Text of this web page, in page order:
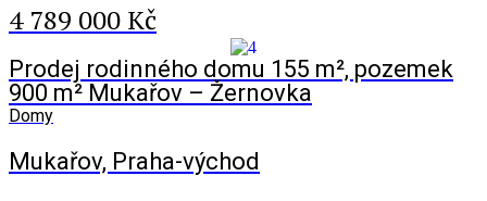
4 789 000 Kč
Prodej rodinného domu 155 m², pozemek
900 m² Mukařov – Žernovka
Domy
Mukařov, Praha-východ